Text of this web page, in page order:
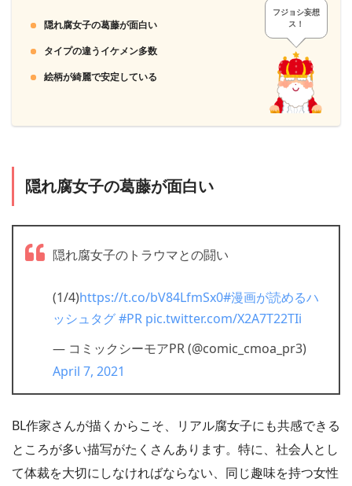
「月額メニュー」ならクレジット決済かキャリア決済、
「PayPay」「LINE Pay」「Apple Pay」「d払い」「PayPal」
「楽天Edy」「BitCash」「NET CASH」「楽天ペイ」
「WebMoney」「Amazon Pay」「Yahoo!ウォレット」も利用
できます。
3
する裏技は本家公認になっています。
「コミックシーモア」は月額メニュー以外は都度課金なの
で、アカウントを削除しなくても勝手にお金が引き落とされ
＞＞「コミックシーモア」に会員登録する
隠れ腐女子の葛藤が面白い
タイプの違うイケメン多数
絵柄が綺麗で安定している
フジョシ妄想
ス！
隠れ腐女子の葛藤が面白い
隠れ腐女子のトラウマとの闘い
(1/4)https://t.co/bV84LfmSx0#漫画が読めるハ
ッシュタグ#PR pic.twitter.com/X2A7T22TIi
— コミックシーモアPR (@comic_cmoa_pr3)
April 7, 2021
BL作家さんが描くからこそ、リアル腐女子にも共感できる
ところが多い描写がたくさんあります。特に、社会人とし
て体裁を大切にしなければならない、同じ趣味を持つ女性